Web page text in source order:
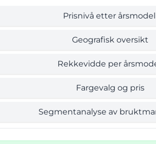
Prisnivå etter
Geografisk oversikt
Rekkevidde per
Fargevalg og pris
Segmentanalyse av